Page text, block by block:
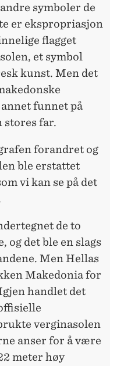
symboler de
er ekspropriasjon
flagget
et symbol
kunst. Men det
funnet på
stores far.
forandret og
ble erstattet
vi kan se på det
de to
og det ble en slags
Men Hellas
Makedonia for
handlet det
verginasolen
anser for å være
meter høy